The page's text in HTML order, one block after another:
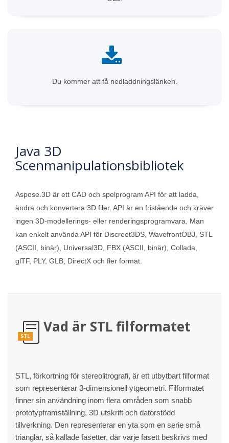
Du kommer att få nedladdningslänken.
Java 3D
Scenmanipulationsbibliotek
Aspose.3D är ett CAD och spelprogram API för att ladda,
ändra och konvertera 3D filer. API är en fristående och kräver
ingen 3D-modellerings- eller renderingsprogramvara. Man
kan enkelt använda API för Discreet3DS, WavefrontOBJ, STL
(ASCII, binär), Universal3D, FBX (ASCII, binär), Collada,
glTF, PLY, GLB, DirectX och fler format.
STL
Vad är STL filformatet
STL, förkortning för stereolitrografi, är ett utbytbart filformat
som representerar 3-dimensionell ytgeometri. Filformatet
finner sin användning inom flera områden som snabb
prototypframställning, 3D utskrift och datorstödd
tillverkning. Den representerar en yta som en serie små
trianglar, så kallade fasetter, där varje fasett beskrivs med